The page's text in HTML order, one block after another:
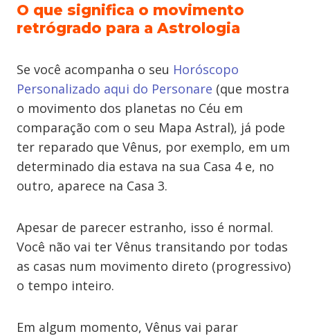
O que significa o movimento
retrógrado para a Astrologia
Se você acompanha o seu Horóscopo
Personalizado aqui do Personare (que mostra
o movimento dos planetas no Céu em
comparação com o seu Mapa Astral), já pode
ter reparado que Vênus, por exemplo, em um
determinado dia estava na sua Casa 4 e, no
outro, aparece na Casa 3.
Apesar de parecer estranho, isso é normal.
Você não vai ter Vênus transitando por todas
as casas num movimento direto (progressivo)
o tempo inteiro.
Em algum momento, Vênus vai parar